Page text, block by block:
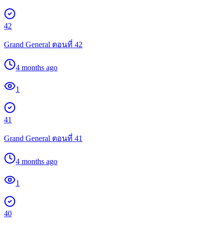
42
Grand General ตอนที่ 42
4 months ago
1
41
Grand General ตอนที่ 41
4 months ago
1
40